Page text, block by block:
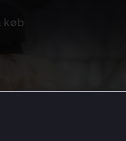
køb